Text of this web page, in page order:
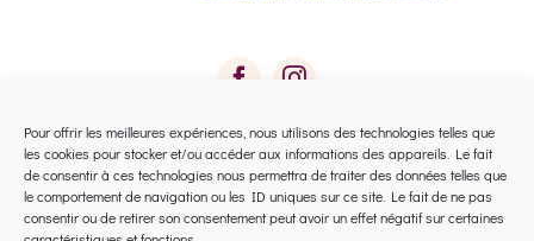
Pour offrir les meilleures expériences, nous utilisons des technologies telles que
les cookies pour stocker et/ou accéder aux informations des appareils. Le fait
de consentir à ces technologies nous permettra de traiter des données telles que
le comportement de navigation ou les ID uniques sur ce site. Le fait de ne pas
consentir ou de retirer son consentement peut avoir un effet négatif sur certaines
Toggle
Navigation
Calendrier 2026 Avignon